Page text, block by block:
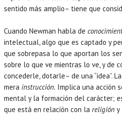
sentido más amplio– tiene que
Cuando Newman habla de
intelectual, algo que es captado y
que sobrepasa lo que aportan los
sobre lo que ve mientras lo ve, y de
concederle, dotarle– de una “idea”. La
mera instrucción. Implica una acción
mental y la formación del carácter;
que está en relación con la religión y